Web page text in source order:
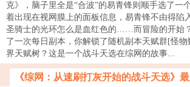
克》，脑子里全是“合波”的易青锋则顺手选了一
着出现在视网膜上的面板信息，易青锋不由得陷
圣骑士的光环怎么是血红色的……而冒险的开始
了一次每日副本，你解锁了随机副本天赋群[
界天赋树？这是一个战斗天选在综网的故事...
《综网：从速刷打灰开始的战斗天选》